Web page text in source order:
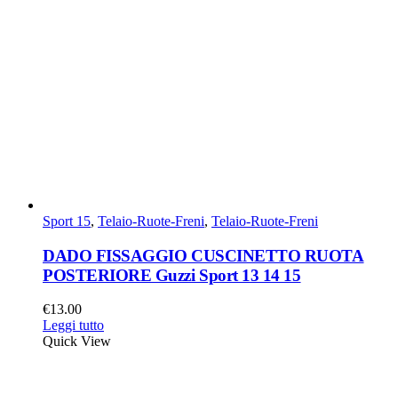
Sport 15, Telaio-Ruote-Freni, Telaio-Ruote-Freni
DADO FISSAGGIO CUSCINETTO RUOTA
POSTERIORE Guzzi Sport 13 14 15
€13.00
Leggi tutto
Quick View